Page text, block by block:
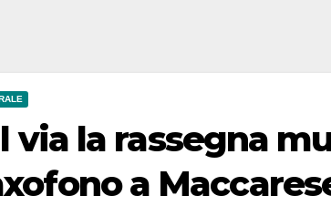
via la rassegna
a